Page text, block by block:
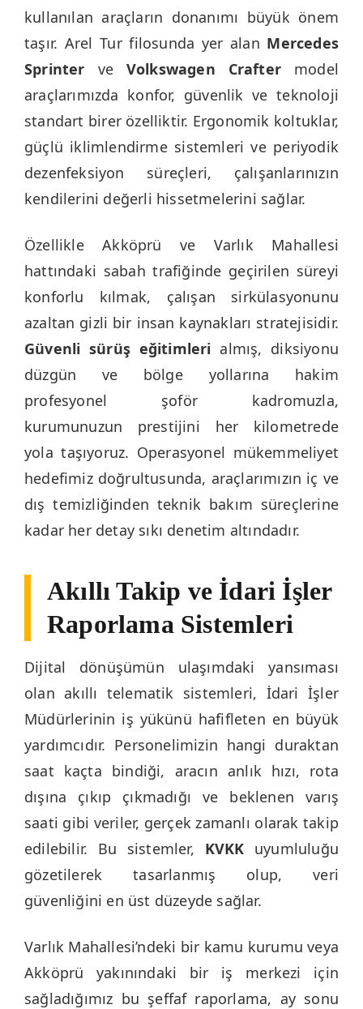
kullanılan araçların donanımı büyük önem
taşır. Arel Tur filosunda yer alan Mercedes
Sprinter ve Volkswagen Crafter model
araçlarımızda konfor, güvenlik ve teknoloji
standart birer özelliktir. Ergonomik koltuklar,
güçlü iklimlendirme sistemleri ve periyodik
dezenfeksiyon süreçleri, çalışanlarınızın
kendilerini değerli hissetmelerini sağlar.
Özellikle Akköprü ve Varlık Mahallesi
hattındaki sabah trafiğinde geçirilen süreyi
konforlu kılmak, çalışan sirkülasyonunu
azaltan gizli bir insan kaynakları stratejisidir.
Güvenli sürüş eğitimleri almış, diksiyonu
düzgün ve bölge yollarına hakim
profesyonel şoför kadromuzla,
kurumunuzun prestijini her kilometrede
yola taşıyoruz. Operasyonel mükemmeliyet
hedefimiz doğrultusunda, araçlarımızın iç ve
dış temizliğinden teknik bakım süreçlerine
kadar her detay sıkı denetim altındadır.
Akıllı Takip ve İdari İşler
Raporlama Sistemleri
Dijital dönüşümün ulaşımdaki yansıması
olan akıllı telematik sistemleri, İdari İşler
Müdürlerinin iş yükünü hafifleten en büyük
yardımcıdır. Personelimizin hangi duraktan
saat kaçta bindiği, aracın anlık hızı, rota
dışına çıkıp çıkmadığı ve beklenen varış
saati gibi veriler, gerçek zamanlı olarak takip
edilebilir. Bu sistemler, KVKK uyumluluğu
gözetilerek tasarlanmış olup, veri
güvenliğini en üst düzeyde sağlar.
Varlık Mahallesi’ndeki bir kamu kurumu veya
Akköprü yakınındaki bir iş merkezi için
sağladığımız bu şeffaf raporlama, ay sonu